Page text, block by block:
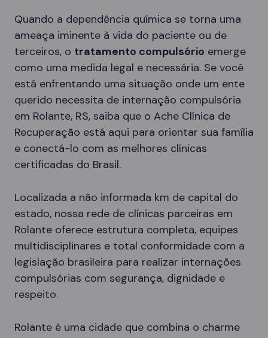
Quando a dependência química se torna uma
ameaça iminente à vida do paciente ou de
terceiros, o tratamento compulsório emerge
como uma medida legal e necessária. Se você
está enfrentando uma situação onde um ente
querido necessita de internação compulsória
em Rolante, RS, saiba que o Ache Clínica de
Recuperação está aqui para orientar sua família
e conectá-lo com as melhores clínicas
certificadas do Brasil.
Localizada a não informada km de capital do
estado, nossa rede de clínicas parceiras em
Rolante oferece estrutura completa, equipes
multidisciplinares e total conformidade com a
legislação brasileira para realizar internações
compulsórias com segurança, dignidade e
respeito.
Rolante é uma cidade que combina o charme